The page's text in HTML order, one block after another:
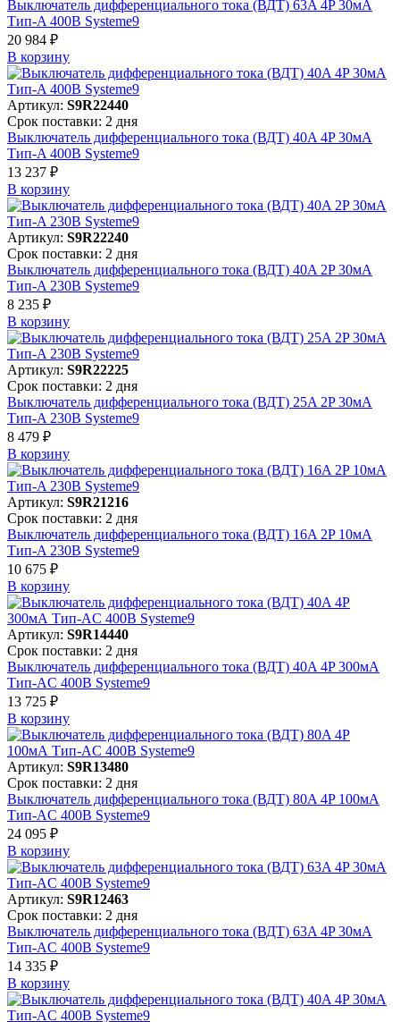
Выключатель дифференциального тока (ВДТ) 63A 4P 30мА
Тип-A 400В Systeme9
20 984 ₽
В корзинy
Артикул: S9R22440
Срок поставки: 2 дня
Выключатель дифференциального тока (ВДТ) 40A 4P 30мА
Тип-A 400В Systeme9
13 237 ₽
В корзинy
Артикул: S9R22240
Срок поставки: 2 дня
Выключатель дифференциального тока (ВДТ) 40A 2P 30мА
Тип-A 230В Systeme9
8 235 ₽
В корзинy
Артикул: S9R22225
Срок поставки: 2 дня
Выключатель дифференциального тока (ВДТ) 25A 2P 30мА
Тип-A 230В Systeme9
8 479 ₽
В корзинy
Артикул: S9R21216
Срок поставки: 2 дня
Выключатель дифференциального тока (ВДТ) 16A 2P 10мА
Тип-A 230В Systeme9
10 675 ₽
В корзинy
Артикул: S9R14440
Срок поставки: 2 дня
Выключатель дифференциального тока (ВДТ) 40A 4P 300мА
Тип-AC 400В Systeme9
13 725 ₽
В корзинy
Артикул: S9R13480
Срок поставки: 2 дня
Выключатель дифференциального тока (ВДТ) 80A 4P 100мА
Тип-AC 400В Systeme9
24 095 ₽
В корзинy
Артикул: S9R12463
Срок поставки: 2 дня
Выключатель дифференциального тока (ВДТ) 63A 4P 30мА
Тип-AC 400В Systeme9
14 335 ₽
В корзинy